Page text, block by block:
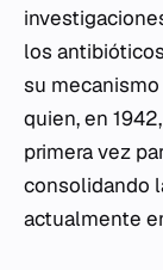
los
su mecanismo
quien, en
primera vez
consolidando
actualmente